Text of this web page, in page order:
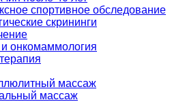
спортивное обследование
скрининги
онкомаммология
массаж
массаж